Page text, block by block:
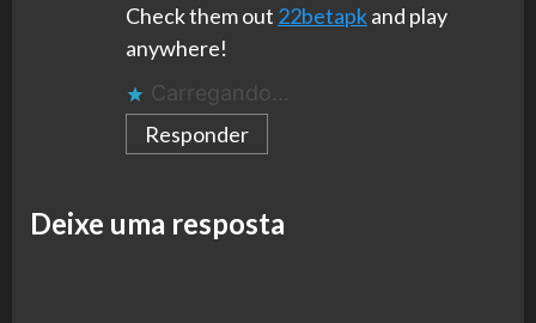
Check them out 22betapkand play
anywhere!
Carregando...
Responder
Deixe uma resposta